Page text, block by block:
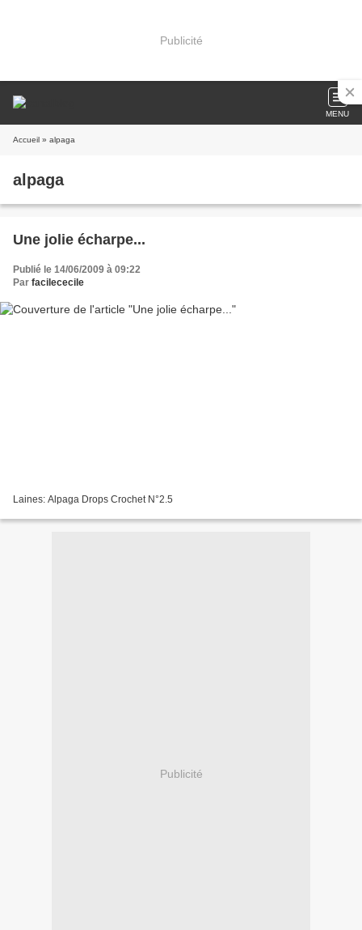
Publicité
MENU
Accueil » alpaga
alpaga
Une jolie écharpe...
Publié le 14/06/2009 à 09:22
Par facilececile
Laines: Alpaga Drops Crochet N°2.5
Publicité